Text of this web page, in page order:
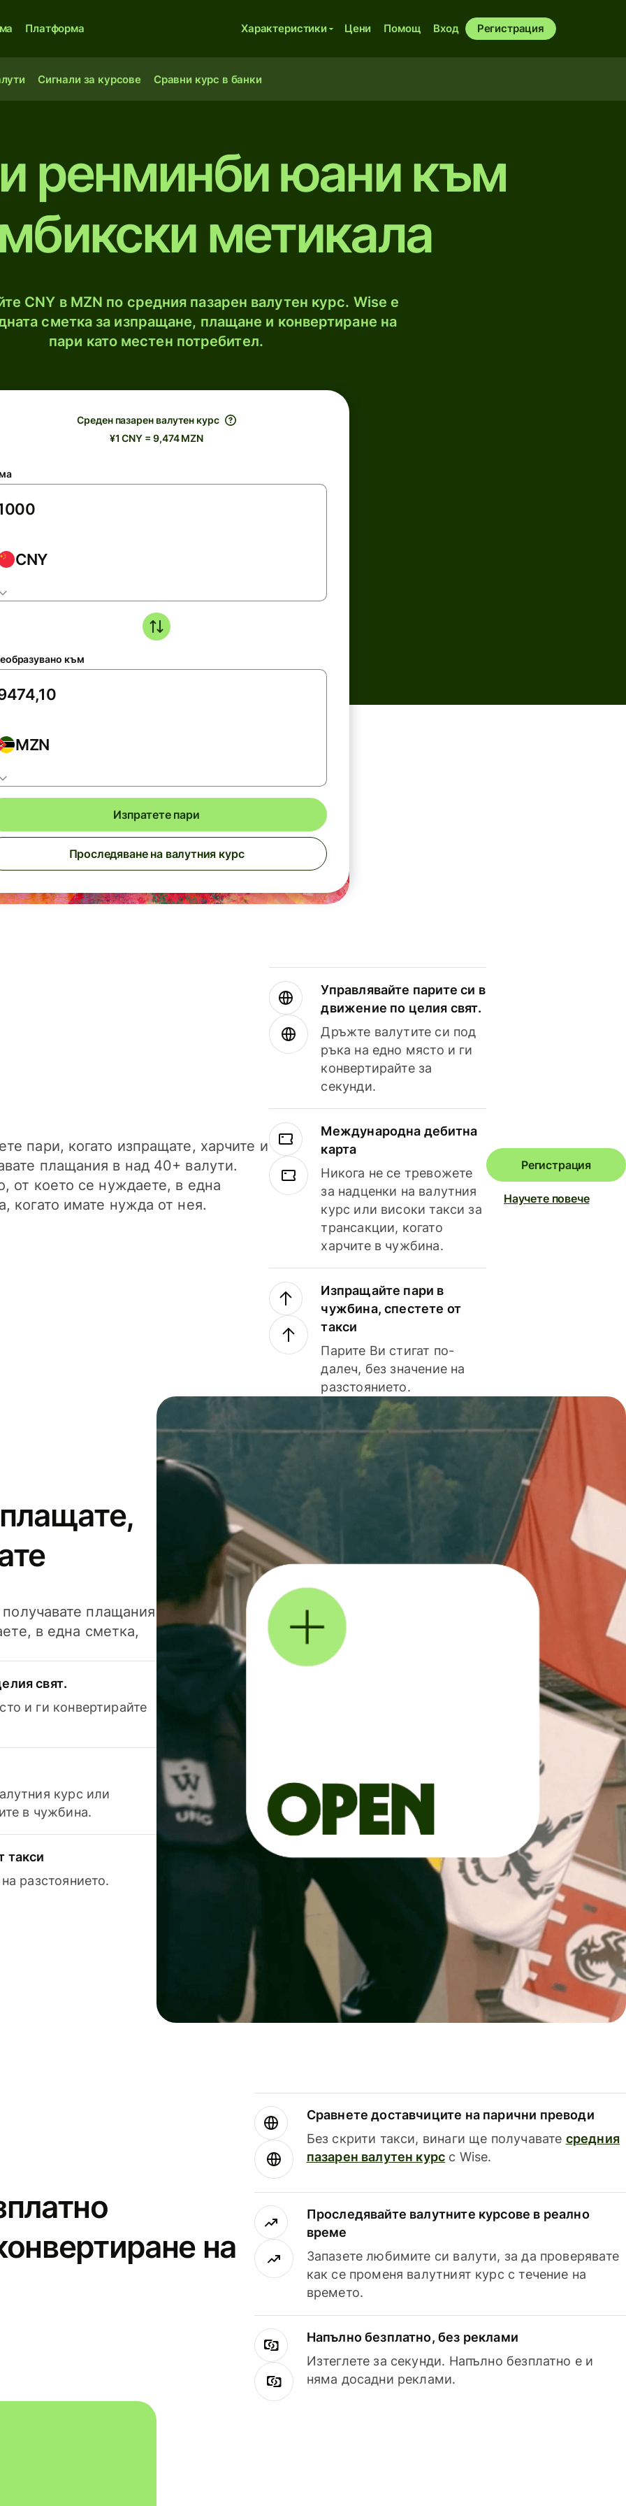
Платформа Характеристики Цени Помощ Вход Регистрация
Сигнали за курсове Сравни курс в банки
ренминби юани към
метикалa
CNY в MZN по средния пазарен валутен курс. Wise е
сметка за изпращане, плащане и конвертиране на
пари като местен потребител.
Среден пазарен валутен курс
¥1 CNY = 9,474 MZN
CNY
към
MZN
Изпратете пари
Проследяване на валутния курс
пари, когато изпращате, харчите и
плащания в над 40+ валути.
от което се нуждаете, в една
когато имате нужда от нея.
Управлявайте парите си в
движение по целия свят.
Дръжте валутите си под
ръка на едно място и ги
конвертирайте за
секунди.
Международна дебитна
карта
Никога не се тревожете
за надценки на валутния
курс или високи такси за
трансакции, когато
харчите в чужбина.
Изпращайте пари в
чужбина, спестете от
такси
Парите Ви стигат по-
далеч, без значение на
разстоянието.
Регистрация
Научете повече
плащания
в една сметка,
свят.
и ги конвертирайте
курс или
в чужбина.
такси
разстоянието.
на
Сравнете доставчиците на парични преводи
Без скрити такси, винаги ще получавате средния
пазарен валутен курс с Wise.
Проследявайте валутните курсове в реално
време
Запазете любимите си валути, за да проверявате
как се променя валутният курс с течение на
времето.
Напълно безплатно, без реклами
Изтеглете за секунди. Напълно безплатно е и
няма досадни реклами.